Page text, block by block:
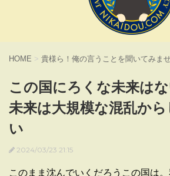
HOME > 貴様ら！俺の言うことを聞いてみま
この国にろくな未来は
未来は大規模な混乱か
い
2024/03/23 21:15
このまま沈んでいくだろうこの国は